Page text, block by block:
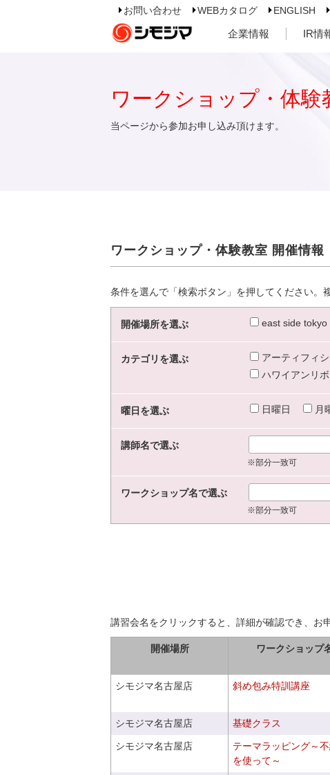
お問い合わせ WEBカタログ ENGLISH
企業情報 IR情
ワークショップ・体験
当ページから参加お申し込み頂けます。
ワークショップ・体験教室 開催情報
条件を選んで「検索ボタン」を押してください。
開催場所を選ぶ east side tokyo
カテゴリを選ぶ アーティフィ
ハワイアンリ
曜日を選ぶ 日曜日 月
講師名で選ぶ
※部分一致可
ワークショップ名で選ぶ
※部分一致可
講習会名をクリックすると、詳細が確認でき、お
開催場所 ワークショップ
シモジマ名古屋店 斜め包み特訓講座
シモジマ名古屋店 基礎クラス
シモジマ名古屋店
テーマラッピング～
を使って～